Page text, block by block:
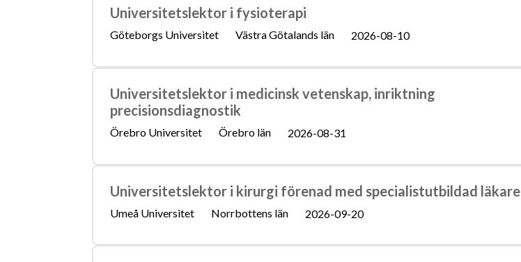
Universitetslektor i fysioterapi
Göteborgs Universitet Västra Götalands län 2026-08-10
Universitetslektor i medicinsk vetenskap, inriktning
precisionsdiagnostik
Örebro Universitet Örebro län 2026-08-31
Universitetslektor i kirurgi förenad med specialistutbildad läkare
Umeå Universitet Norrbottens län 2026-09-20